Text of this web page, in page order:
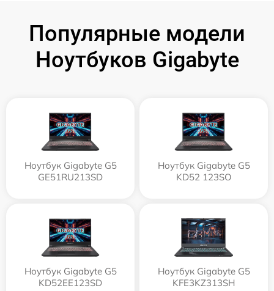
Популярные модели
Ноутбуков Gigabyte
Ноутбук Gigabyte G5
GE51RU213SD
Ноутбук Gigabyte G5
KD52 123SO
Ноутбук Gigabyte G5
KD52EE123SD
Ноутбук Gigabyte G5
KFE3KZ313SH